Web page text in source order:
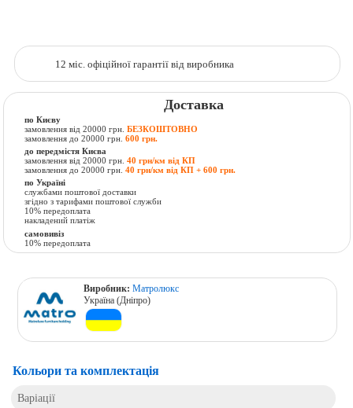
12 міс. офіційної гарантії від виробника
Доставка
по Києву
замовлення від 20000 грн.БЕЗКОШТОВНО
замовлення до 20000 грн.600 грн.
до передмістя Києва
замовлення від 20000 грн.40 грн/км від КП
замовлення до 20000 грн.40 грн/км від КП + 600 грн.
по Україні
службами поштової доставки
згідно з тарифами поштової служби
10% передоплата
накладений платіж
самовивіз
10% передоплата
Виробник:Матролюкс
Україна (Дніпро)
Кольори та комплектація
Варіації